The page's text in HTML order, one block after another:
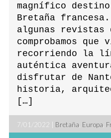
magnífico
Bretaña francesa.
algunas revistas
comprobamos
recorriendo la
auténtica
disfrutar de
historia,
[…]
7/01/2022 | Bretaña, Europa,